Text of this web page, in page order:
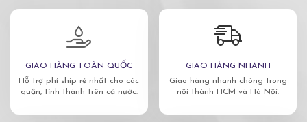
GIAO HÀNG TOÀN QUỐC
Hỗ trợ phí ship rẻ nhất cho các
quận, tỉnh thành trên cả nước.
GIAO HÀNG NHANH
Giao hàng nhanh chóng trong
nội thành HCM và Hà Nội.